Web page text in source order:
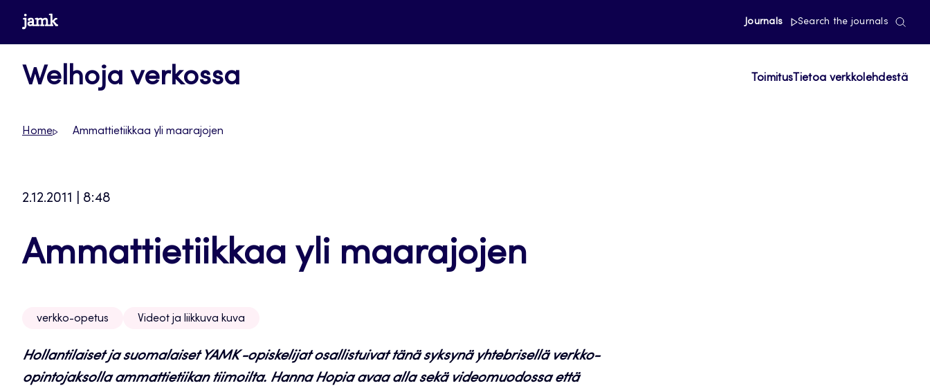
Siirrywww.jamk.fi Journals Search the journals
Welhoja verkossa Toimitus Tietoa verkkolehdestä
Home Ammattietiikkaa yli maarajojen
2.12.2011 | 8:48
Ammattietiikkaa yli maarajojen
verkko-opetus Videot ja liikkuva kuva
Hollantilaiset ja suomalaiset YAMK -opiskelijat osallistuivat tänä syksynä yhtebrisellä verkko-
opintojaksolla ammattietiikan tiimoilta. Hanna Hopia avaa alla sekä videomuodossa että